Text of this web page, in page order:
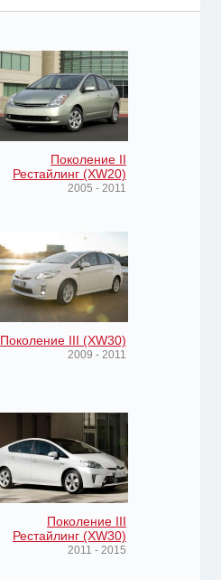
Поколение II
Рестайлинг (XW20)
2005 - 2011
Поколение III (XW30)
2009 - 2011
Поколение III
Рестайлинг (XW30)
2011 - 2015